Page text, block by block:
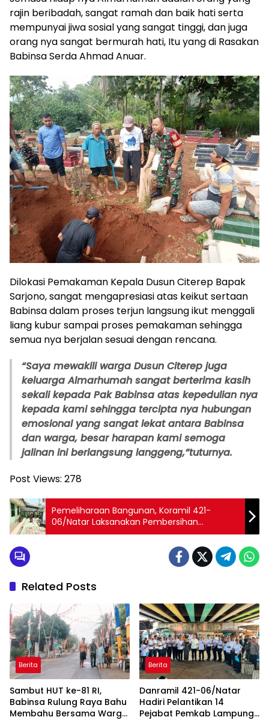
rajin beribadah, sangat ramah dan baik hati serta
mempunyai jiwa sosial yang sangat tinggi, dan juga
orang nya sangat bermurah hati, Itu yang di Rasakan
Babinsa Serda Ahmad Anuar.
Dilokasi Pemakaman Kepala Dusun Citerep Bapak
Sarjono, sangat mengapresiasi atas keikut sertaan
Babinsa dalam proses terjun langsung ikut menggali
liang kubur sampai proses pemakaman sehingga
semua nya berjalan sesuai dengan rencana.
“Saya mewakili warga Dusun Citerep juga
keluarga Almarhumah sangat berterima kasih
sekali kepada Pak Babinsa atas kepedulian nya
kepada kami sehingga tercipta nya hubungan
emosional yang sangat lekat antara Babinsa
dan warga, besar harapan kami semoga
jalinan ini berlangsung langgeng,”tuturnya.
Post Views: 278
Pemeliharaan Bangunan, Koramil 421-
06/Natar Laksanakan Pembersihan
Pangkalan dan Pengecatan Kantor
Related Posts
Berita
Sambut HUT ke-81 RI,
Babinsa Rulung Raya Bahu
Membahu Bersama Warga
Berita
Danramil 421-06/Natar
Hadiri Pelantikan 14
Pejabat Pemkab Lampung